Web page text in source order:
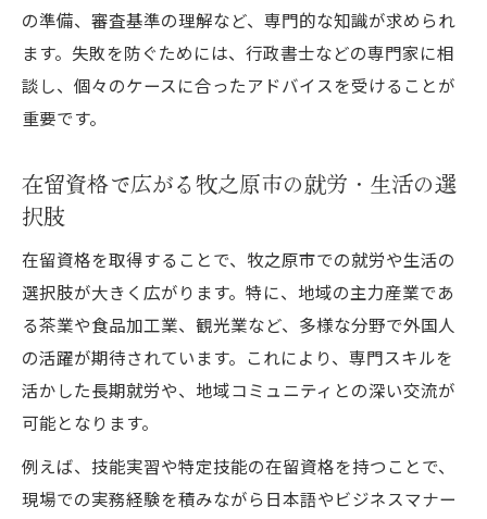
の準備、審査基準の理解など、専門的な知識が求められ
ます。失敗を防ぐためには、行政書士などの専門家に相
談し、個々のケースに合ったアドバイスを受けることが
重要です。
在留資格で広がる牧之原市の就労・生活の選
択肢
在留資格を取得することで、牧之原市での就労や生活の
選択肢が大きく広がります。特に、地域の主力産業であ
る茶業や食品加工業、観光業など、多様な分野で外国人
の活躍が期待されています。これにより、専門スキルを
活かした長期就労や、地域コミュニティとの深い交流が
可能となります。
例えば、技能実習や特定技能の在留資格を持つことで、
現場での実務経験を積みながら日本語やビジネスマナー